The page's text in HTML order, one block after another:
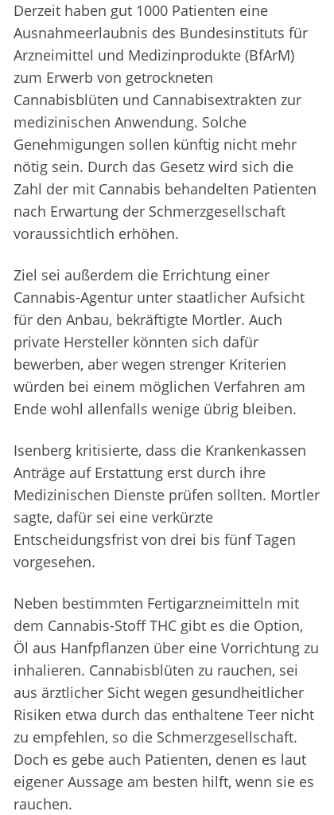
Derzeit haben gut 1000 Patienten eine
Ausnahmeerlaubnis des Bundesinstituts für
Arzneimittel und Medizinprodukte (BfArM)
zum Erwerb von getrockneten
Cannabisblüten und Cannabisextrakten zur
medizinischen Anwendung. Solche
Genehmigungen sollen künftig nicht mehr
nötig sein. Durch das Gesetz wird sich die
Zahl der mit Cannabis behandelten Patienten
nach Erwartung der Schmerzgesellschaft
voraussichtlich erhöhen.
Ziel sei außerdem die Errichtung einer
Cannabis-Agentur unter staatlicher Aufsicht
für den Anbau, bekräftigte Mortler. Auch
private Hersteller könnten sich dafür
bewerben, aber wegen strenger Kriterien
würden bei einem möglichen Verfahren am
Ende wohl allenfalls wenige übrig bleiben.
Isenberg kritisierte, dass die Krankenkassen
Anträge auf Erstattung erst durch ihre
Medizinischen Dienste prüfen sollten. Mortler
sagte, dafür sei eine verkürzte
Entscheidungsfrist von drei bis fünf Tagen
vorgesehen.
Neben bestimmten Fertigarzneimitteln mit
dem Cannabis-Stoff THC gibt es die Option,
Öl aus Hanfpflanzen über eine Vorrichtung zu
inhalieren. Cannabisblüten zu rauchen, sei
aus ärztlicher Sicht wegen gesundheitlicher
Risiken etwa durch das enthaltene Teer nicht
zu empfehlen, so die Schmerzgesellschaft.
Doch es gebe auch Patienten, denen es laut
eigener Aussage am besten hilft, wenn sie es
rauchen.